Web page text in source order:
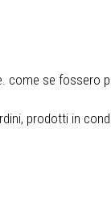
come se fossero
prodotti in